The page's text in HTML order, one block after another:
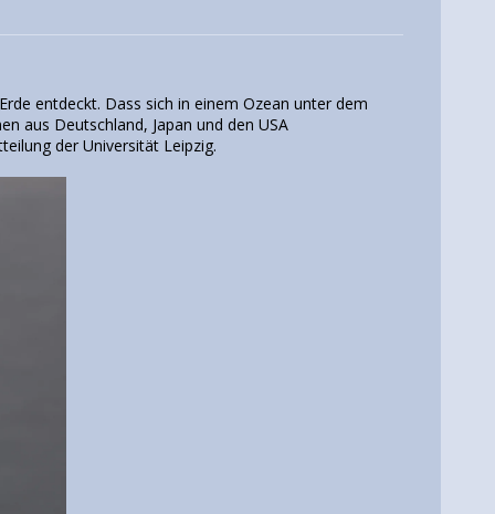
entdeckt. Dass sich in einem Ozean unter dem
aus Deutschland, Japan und den USA
der Universität Leipzig.